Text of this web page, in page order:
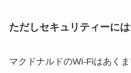
ただしセキュリティーに
マクドナルドのWi-Fiはあくま